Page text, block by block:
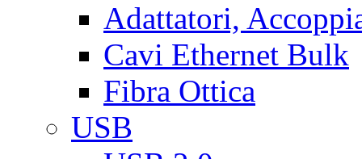
Adattatori,
Cavi Ethernet Bulk
Fibra Ottica
USB